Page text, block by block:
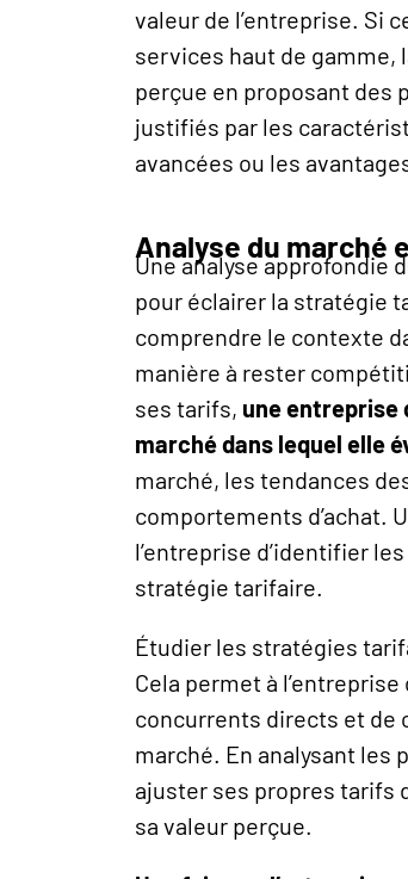
valeur de l’entreprise. Si
services haut de
perçue en proposant des
justifiés par les
avancées ou les
Analyse du marché
Une analyse approfondie
pour éclairer la stratégie
comprendre le contexte
manière à rester
ses tarifs, une entreprise
marché dans lequel elle
marché, les tendances
comportements d’achat.
l’entreprise d’identifier
stratégie tarifaire.
Étudier les stratégies
Cela permet à
concurrents directs et de
marché. En analysant les
ajuster ses propres tarifs
sa valeur perçue.